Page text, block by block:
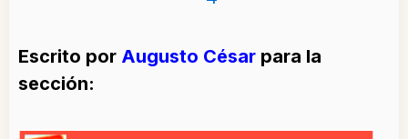
Escrito por Augusto César para la
sección: